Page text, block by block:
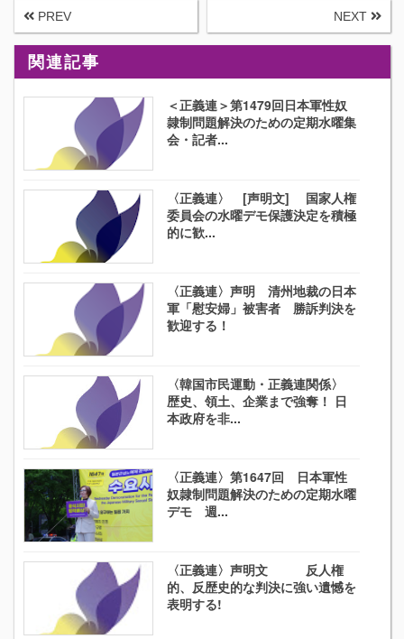
PREV NEXT
関連記事
＜正義連＞第1479回日本軍性奴
隷制問題解決のための定期水曜集
会・記者...
〈正義連〉 [声明文] 国家人権
委員会の水曜デモ保護決定を積極
的に歓...
〈正義連〉声明 清州地裁の日本
軍「慰安婦」被害者 勝訴判決を
歓迎する！
〈韓国市民運動・正義連関係〉
歴史、領土、企業まで強奪！ 日
本政府を非...
〈正義連〉第1647回 日本軍性
奴隷制問題解決のための定期水曜
デモ 週...
〈正義連〉声明文 反人権
的、反歴史的な判決に強い遺憾を
表明する!